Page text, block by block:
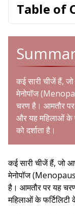
Table of
कई सारी चीजें हैं,
मेनोपॉज
चरण है। आमतौर
और यह महिलाओं के
को दर्शाता है।
कई सारी चीजें हैं, जो
मेनोपॉज
है। आमतौर पर यह
महिलाओं के